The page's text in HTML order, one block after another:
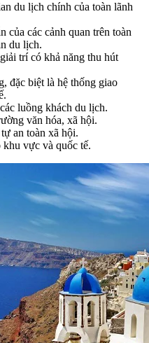
du lịch chính của toàn lãnh
của các cảnh quan trên toàn
du lịch.
trí có khả năng thu hút
đặc biệt là hệ thống giao
luồng khách du lịch.
văn hóa, xã hội.
an toàn xã hội.
vực và quốc tế.